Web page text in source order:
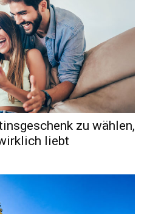
zu wählen,
liebt